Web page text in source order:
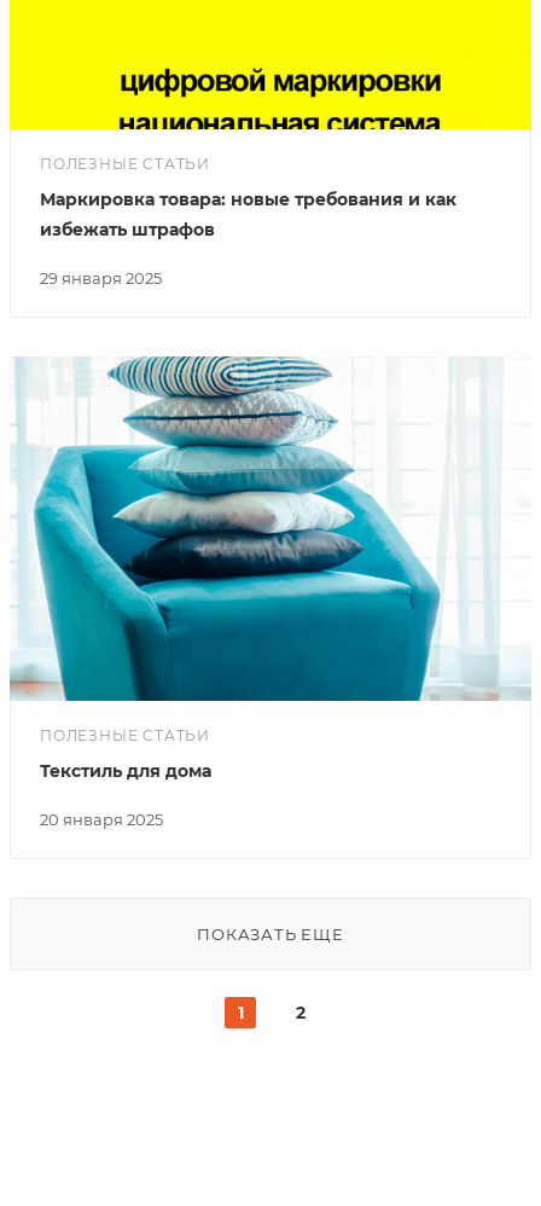
ПОЛЕЗНЫЕ СТАТЬИ
29 января 2025
Маркировка товара: новые требования и как
избежать штрафов
ПОЛЕЗНЫЕ СТАТЬИ
20 января 2025
Текстиль для дома
ПОКАЗАТЬ ЕЩЕ
1 2